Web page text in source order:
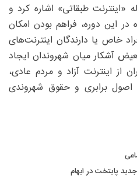
طبقاتی» اشاره کرد و
این دوره، فراهم بودن امکان
خاص یا دارندگان اینترنت‌های
آشکار میان شهروندان ایجاد
از اینترنت آزاد و مردم عادی،
اصول برابری و حقوق شهروندی
پایتخت در ابهام